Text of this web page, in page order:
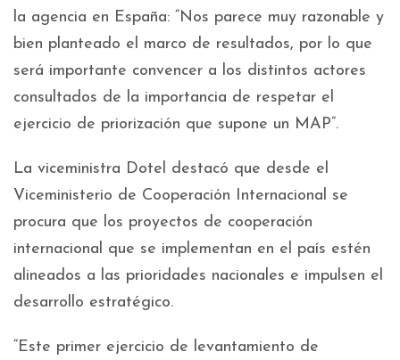
la agencia en España: “Nos parece muy razonable y
bien planteado el marco de resultados, por lo que
será importante convencer a los distintos actores
consultados de la importancia de respetar el
ejercicio de priorización que supone un MAP”.
La viceministra Dotel destacó que desde el
Viceministerio de Cooperación Internacional se
procura que los proyectos de cooperación
internacional que se implementan en el país estén
alineados a las prioridades nacionales e impulsen el
desarrollo estratégico.
“Este primer ejercicio de levantamiento de